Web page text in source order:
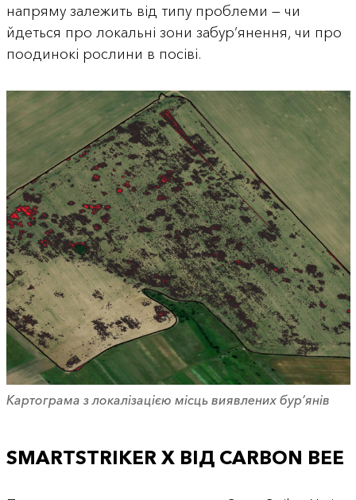
напряму залежить від типу проблеми — чи
йдеться про локальні зони забур’янення, чи про
поодинокі рослини в посіві.
Картограма з локалізацією місць виявлених бур’янів
SMARTSTRIKER X ВІД CARBON BEE